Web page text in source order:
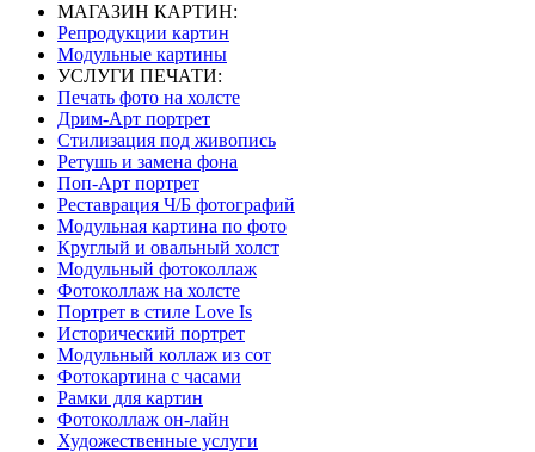
МАГАЗИН КАРТИН:
Репродукции картин
Модульные картины
УСЛУГИ ПЕЧАТИ:
Печать фото на холсте
Дрим-Арт портрет
Стилизация под живопись
Ретушь и замена фона
Поп-Арт портрет
Реставрация Ч/Б фотографий
Модульная картина по фото
Круглый и овальный холст
Модульный фотоколлаж
Фотоколлаж на холсте
Портрет в стиле Love Is
Исторический портрет
Модульный коллаж из сот
Фотокартина с часами
Рамки для картин
Фотоколлаж он-лайн
Художественные услуги